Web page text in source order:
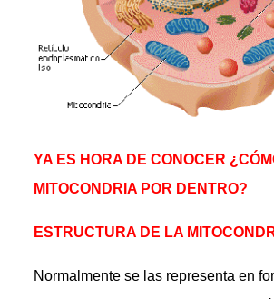
YA ES HORA DE CONOCER
MITOCONDRIA POR DENTRO?
ESTRUCTURA DE LA
Normalmente se las representa en